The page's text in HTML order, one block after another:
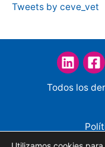
Tweets by ceve_vet
Todos los